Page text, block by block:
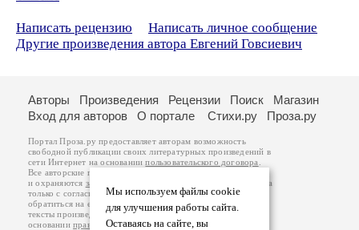
Написать рецензию
Написать личное сообщение
Другие произведения автора Евгений Говсиевич
Мы используем файлы cookie
для улучшения работы сайта.
Оставаясь на сайте, вы
Авторы Произведения Рецензии Поиск
Магазин
Вход для авторов
О портале Стихи.ру Проза.ру
Портал Проза.ру предоставляет авторам возможность
свободной публикации своих литературных произведений в
сети Интернет на основаниипользовательского договора
Все авторские права на произведения принадлежат авторам
и охраняются законом
. Перепечатка произведений возможна
только с согласия его автора, к которому вы можете
обратиться на его авторской странице. Ответственность за
тексты произведений авторы несут самостоятельно на
основанииправил публикацииизаконодательства